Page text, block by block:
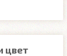
цвет